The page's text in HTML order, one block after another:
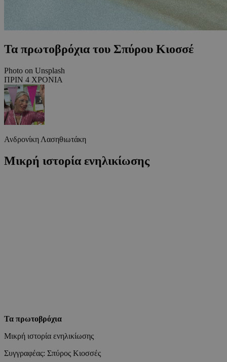
Τα πρωτοβρόχια του Σπύρου Κιοσσέ
Photo on Unsplash
ΠΡΙΝ 4 ΧΡΟΝΙΑ
Ανδρονίκη Λασηθιωτάκη
Μικρή ιστορία ενηλικίωσης
Τα πρωτοβρόχια
Μικρή ιστορία ενηλικίωσης
Συγγραφέας: Σπύρος Κιοσσές